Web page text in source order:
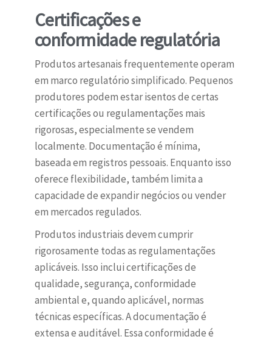
Certificações e
conformidade regulatória
Produtos artesanais frequentemente operam
em marco regulatório simplificado. Pequenos
produtores podem estar isentos de certas
certificações ou regulamentações mais
rigorosas, especialmente se vendem
localmente. Documentação é mínima,
baseada em registros pessoais. Enquanto isso
oferece flexibilidade, também limita a
capacidade de expandir negócios ou vender
em mercados regulados.
Produtos industriais devem cumprir
rigorosamente todas as regulamentações
aplicáveis. Isso inclui certificações de
qualidade, segurança, conformidade
ambiental e, quando aplicável, normas
técnicas específicas. A documentação é
extensa e auditável. Essa conformidade é